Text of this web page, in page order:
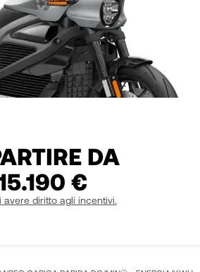
GRAY
DA
€
avere diritto agli incentivi.